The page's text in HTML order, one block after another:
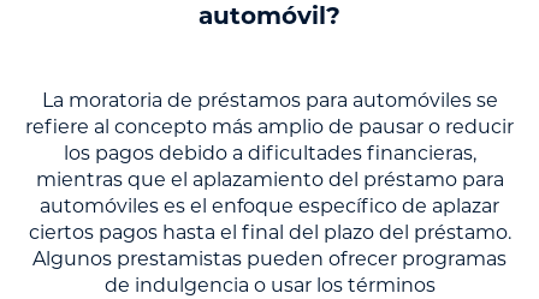
automóvil?
La moratoria de préstamos para automóviles se
refiere al concepto más amplio de pausar o reducir
los pagos debido a dificultades financieras,
mientras que el aplazamiento del préstamo para
automóviles es el enfoque específico de aplazar
ciertos pagos hasta el final del plazo del préstamo.
Algunos prestamistas pueden ofrecer programas
de indulgencia o usar los términos